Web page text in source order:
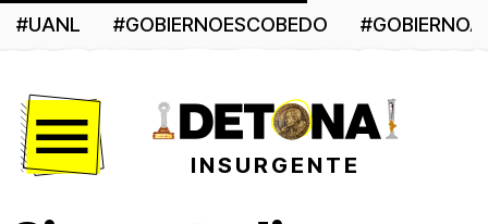
#UANL #GOBIERNOESCOBEDO
INSURGENTE